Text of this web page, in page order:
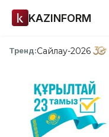
KAZINFORM
Тренд:Сайлау-2026